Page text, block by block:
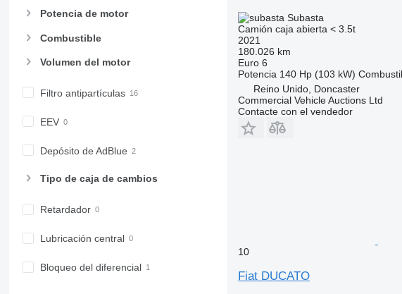
Potencia de motor
Combustible
Volumen del motor
Filtro antipartículas
EEV
Depósito de AdBlue
Tipo de caja de cambios
Retardador
Lubricación central
Bloqueo del diferencial
Subasta
Camión caja abierta < 3.5t
2021
180.026 km
Euro 6
Potencia 140 Hp (103 kW)
Reino Unido, Doncaster
Commercial Vehicle Auctions Ltd
Contacte con el vendedor
10
Fiat DUCATO